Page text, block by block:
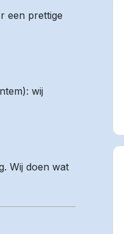
een prettige
wij
Wij doen wat